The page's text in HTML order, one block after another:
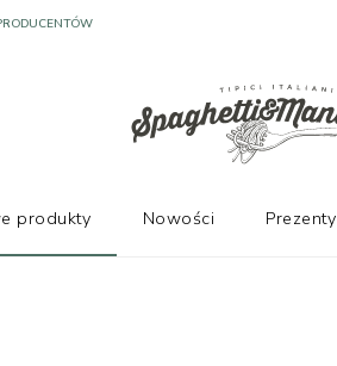
produkty Nowości Prezenty